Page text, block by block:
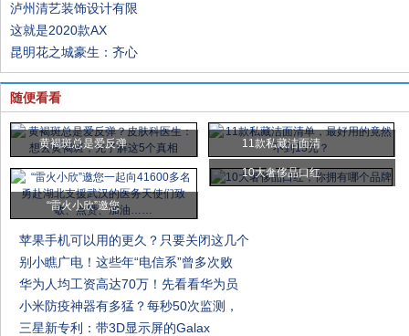
泸州清艺装饰设计有限
这就是2020款AX
昆明花之城豪生：齐心
随便看看
黄褐斑总是爱反弹 11款私藏洁面清
“雷火小欣”邀您
10大奢侈品口红
苹果手机可以用的更久？只要关闭这几个
别小瞧广电！这些年“电信系”曾多次败
华为人均工资高达70万！先看看华为员
小米防疫神器有多猛？每秒50次监测，
三星新专利：带3D显示屏的Galax